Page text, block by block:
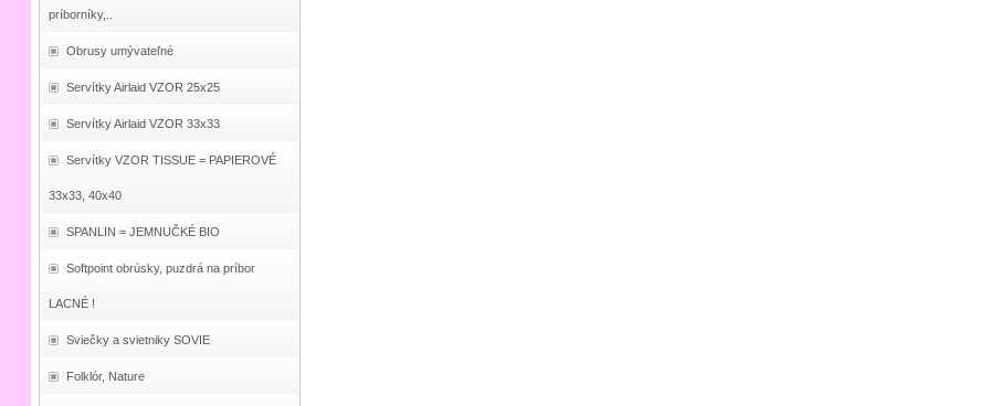
príborníky,..
Obrusy umývateľné
Servítky Airlaid VZOR 25x25
Servítky Airlaid VZOR 33x33
Servítky VZOR TISSUE = PAPIEROVÉ
33x33, 40x40
SPANLIN = JEMNUČKÉ BIO
Softpoint obrúsky, puzdrá na príbor
LACNÉ !
Sviečky a svietniky SOVIE
Folklór, Nature